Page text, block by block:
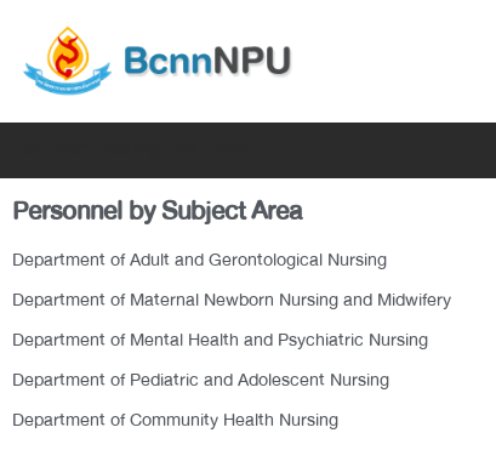
Personnel by Subject Area
Department of Adult and Gerontological Nursing
Department of Maternal Newborn Nursing and Midwifery
Department of Mental Health and Psychiatric Nursing
Department of Pediatric and Adolescent Nursing
Department of Community Health Nursing